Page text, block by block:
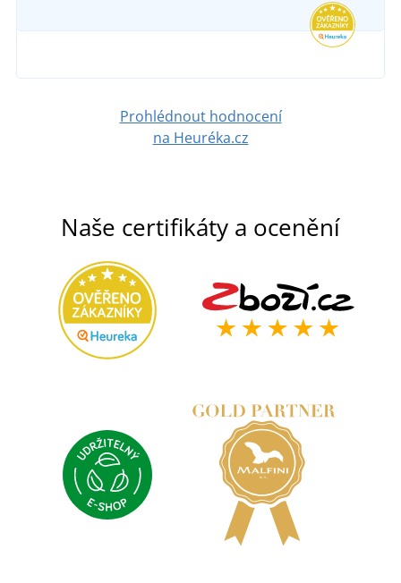
Prohlédnout hodnocení
na Heuréka.cz
Naše certifikáty a ocenění